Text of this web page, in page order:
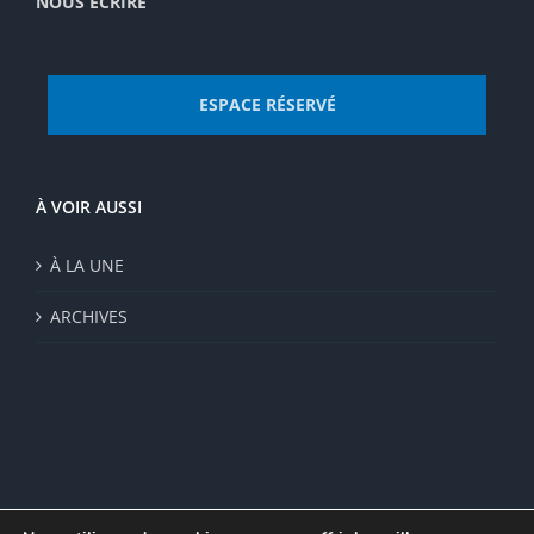
ESPACE RÉSERVÉ
À VOIR AUSSI
À LA UNE
ARCHIVES